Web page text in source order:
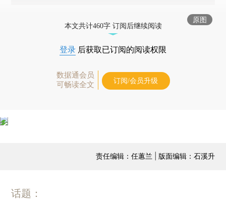
原图
本文共计460字 订阅后继续阅读
登录 后获取已订阅的阅读权限
数据通会员
可畅读全文
订阅/会员升级
责任编辑：任蕙兰 | 版面编辑：石溪升
话题：